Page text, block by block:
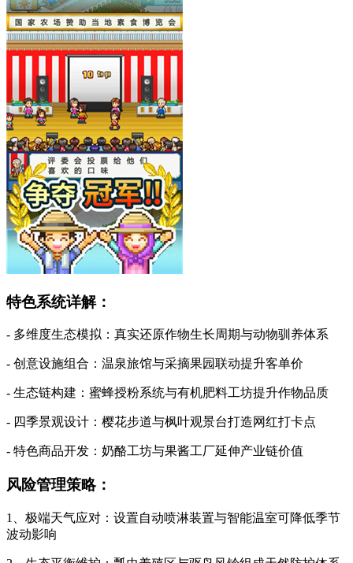
特色系统详解：
- 多维度生态模拟：真实还原作物生长周期与动物驯养体系
- 创意设施组合：温泉旅馆与采摘果园联动提升客单价
- 生态链构建：蜜蜂授粉系统与有机肥料工坊提升作物品质
- 四季景观设计：樱花步道与枫叶观景台打造网红打卡点
- 特色商品开发：奶酪工坊与果酱工厂延伸产业链价值
风险管理策略：
1、极端天气应对：设置自动喷淋装置与智能温室可降低季节
波动影响